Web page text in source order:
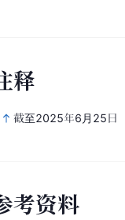
释
截至2025年6月25日
考资料